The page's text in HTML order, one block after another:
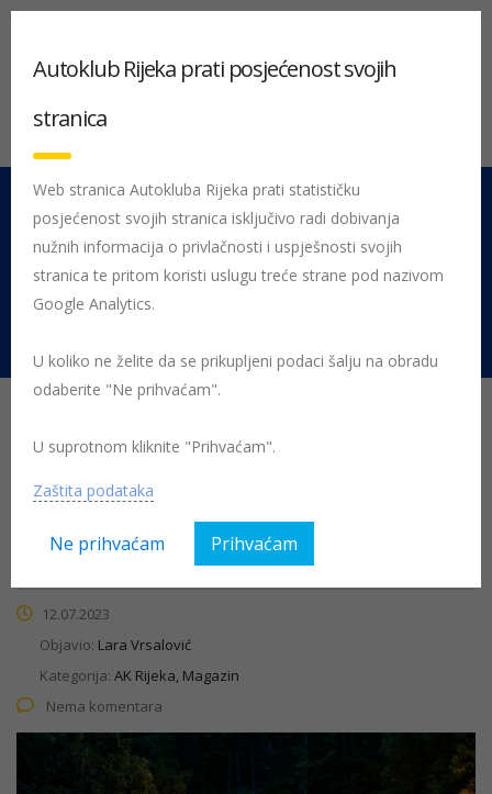
051 212 442 Centrala
Pon - Pet 08:00 - 16:00
Rujevica 9/1, 51000 Rijeka
Vodič za sigurnu vožnju u
tunelu
Vožnja kroz tunel razlikuje se od vožnje na otvorenoj
cesti
12.07.2023
Objavio: Lara Vrsalović
Kategorija: AK Rijeka, Magazin
Nema komentara
Autoklub Rijeka prati posjećenost svojih
stranica
Web stranica Autokluba Rijeka prati statističku
posjećenost svojih stranica isključivo radi dobivanja
nužnih informacija o privlačnosti i uspješnosti svojih
stranica te pritom koristi uslugu treće strane pod nazivom
Google Analytics.
U koliko ne želite da se prikupljeni podaci šalju na obradu
odaberite "Ne prihvaćam".
U suprotnom kliknite "Prihvaćam".
Zaštita podataka
Ne prihvaćam Prihvaćam